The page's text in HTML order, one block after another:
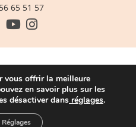
65 51 57
la santé , sachez apprécier
Reproduction interdite –
site|Agence Web à Pessac
vous offrir la meilleure
en savoir plus sur les
désactiver dans réglages.
Réglages